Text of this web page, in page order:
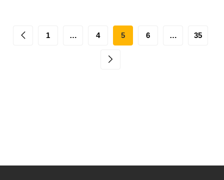
1 … 4 5 6 … 35